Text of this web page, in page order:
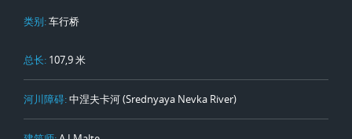
类别:车行桥
总长: 107,9 米
河川障碍:中涅夫卡河 (Srednyaya Nevka River)